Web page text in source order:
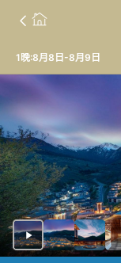
1晚:8月8日-8月9日